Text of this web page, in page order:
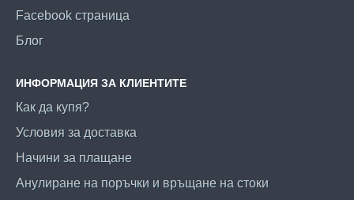
Facebook страница
Блог
ИНФОРМАЦИЯ ЗА КЛИЕНТИТЕ
Как да купя?
Условия за доставка
Начини за плащане
Анулиране на поръчки и връщане на стоки